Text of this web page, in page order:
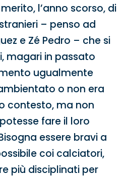
l’anno scorso, di
– penso ad
e Zé Pedro – che si
magari in passato
ugualmente
o non era
contesto, ma non
fare il loro
essere bravi a
coi calciatori,
più disciplinati per